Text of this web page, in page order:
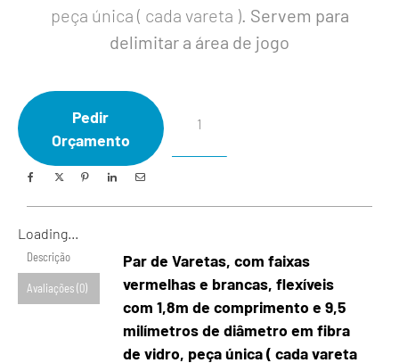
peça única ( cada vareta ). Servem para
delimitar a área de jogo
Pedir
Orçamento
Loading...
Descrição
Avaliações (0)
Par de Varetas, com faixas
vermelhas e brancas, flexíveis
com 1,8m de comprimento e 9,5
milímetros de diâmetro em fibra
de vidro, peça única ( cada vareta